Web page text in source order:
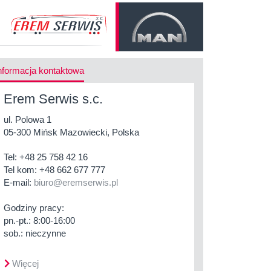
kontaktowa
Erem Serwis s.c.
ul. Polowa 1
05-300 Mińsk Mazowiecki, Polska
Tel: +48 25 758 42 16
Tel kom: +48 662 677 777
E-mail: biuro@eremserwis.pl
Godziny pracy:
pn.-pt.: 8:00-16:00
sob.: nieczynne
Więcej